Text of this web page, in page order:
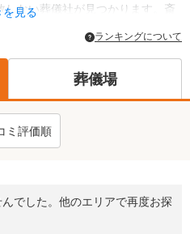
ない葬儀社が見つかります。斎
の相談受付で深夜・早朝でも対応
を見る
ランキングについて
葬儀場
ミ評価順
でした。他のエリアで再度お探